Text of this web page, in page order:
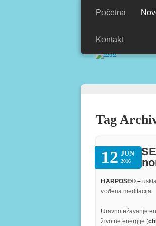
Početna
Kontakt
Tag
12 JUN
2016
sa
HARPOSE© –
vođena meditacija
Uravnotežavanje
životne energije (